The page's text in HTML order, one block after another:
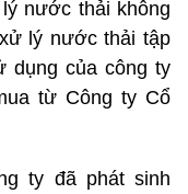
nước thải không
lý nước thải tập
dụng của công ty
từ Công ty Cổ
ty đã phát sinh